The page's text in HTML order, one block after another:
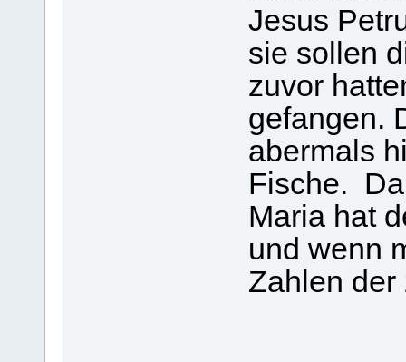
Jesus
sie sollen
zuvor
gefangen.
abermals
Fische.
Maria hat
und wenn
Zahlen der